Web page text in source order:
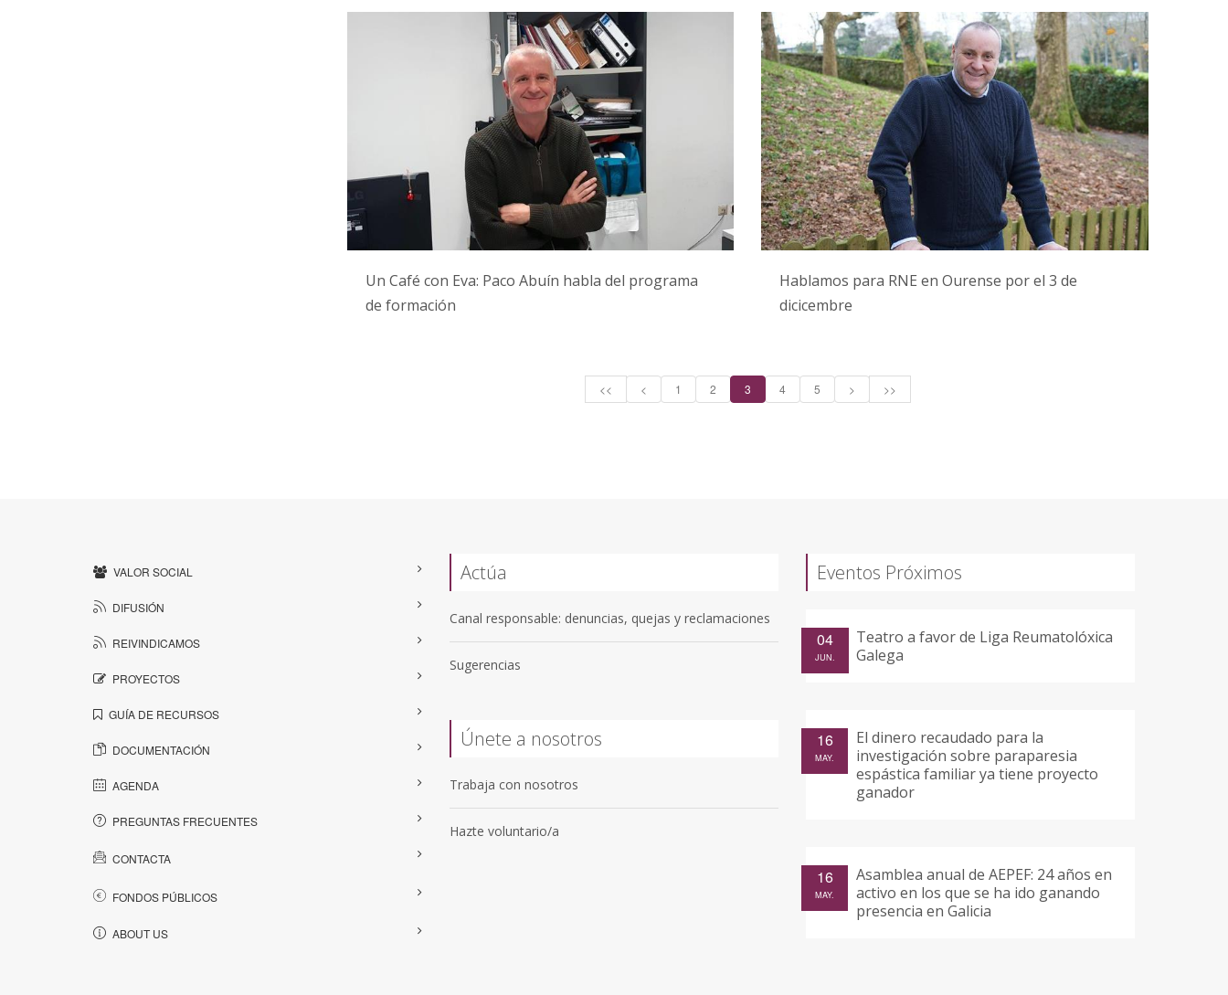
Un Café con Eva: Paco Abuín habla del programa
de formación
Hablamos para RNE en Ourense por el 3 de
dicicembre
<< < 1 2 3 4 5 > >>
VALOR SOCIAL
DIFUSIÓN
REIVINDICAMOS
PROYECTOS
GUÍA DE RECURSOS
DOCUMENTACIÓN
AGENDA
PREGUNTAS FRECUENTES
CONTACTA
FONDOS PÚBLICOS
ABOUT US
Actúa
Canal responsable: denuncias, quejas y reclamaciones
Sugerencias
Únete a nosotros
Trabaja con nosotros
Hazte voluntario/a
Eventos Próximos
Teatro a favor de Liga Reumatolóxica
Galega
04
JUN.
El dinero recaudado para la
investigación sobre paraparesia
espástica familiar ya tiene proyecto
ganador
16
MAY.
Asamblea anual de AEPEF: 24 años en
activo en los que se ha ido ganando
presencia en Galicia
16
MAY.